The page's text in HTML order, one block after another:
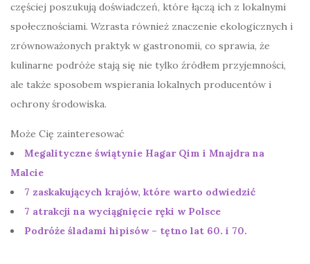
częściej poszukują doświadczeń, które łączą ich z lokalnymi
społecznościami. Wzrasta również znaczenie ekologicznych i
zrównoważonych praktyk w gastronomii, co sprawia, że
kulinarne podróże stają się nie tylko źródłem przyjemności,
ale także sposobem wspierania lokalnych producentów i
ochrony środowiska.
Może Cię zainteresować
Megalityczne świątynie Hagar Qim i Mnajdra na
Malcie
7 zaskakujących krajów, które warto odwiedzić
7 atrakcji na wyciągnięcie ręki w Polsce
Podróże śladami hipisów – tętno lat 60. i 70.